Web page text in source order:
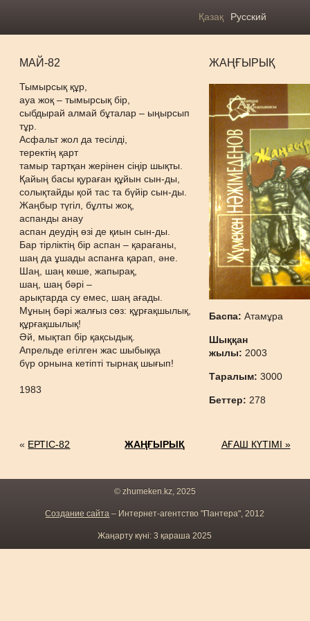
Қазақ Русский
МАЙ-82
Тымырсық құр,
ауа жоқ – тымырсық бір,
сыбдырай алмай бұталар – ыңырсып
тұр.
Асфальт жол да тесілді,
теректің қарт
тамыр тартқан жерінен сіңір шықты.
Қайың басы қураған құйын сын-ды,
солықтайды қой тас та бүйір сын-ды.
Жаңбыр түгіл, бұлты жоқ,
аспанды анау
аспан деудің өзі де қиын сын-ды.
Бар тірліктің бір аспан – қарағаны,
шаң да ұшады аспанға қарап, әне.
Шаң, шаң көше, жапырақ,
шаң, шаң бәрі –
арықтарда су емес, шаң ағады.
Мұның бәрі жалғыз сөз: құрғақшылық,
құрғақшылық!
Әй, мықтап бір қақсыдық.
Апрельде егілген жас шыбыққа
бүр орнына кетіпті тырнақ шығып!
1983
ЖАҢҒЫРЫҚ
Баспа:Атамұра
Шыққан
жылы: 2003
Таралым:3000
Беттер: 278
« ЕРТІС-82 ЖАҢҒЫРЫҚ АҒАШ КҮТІМІ »
© zhumeken.kz, 2025
Создание сайта – Интернет-агентство "Пантера", 2012
Жаңарту күні: 3 қараша 2025